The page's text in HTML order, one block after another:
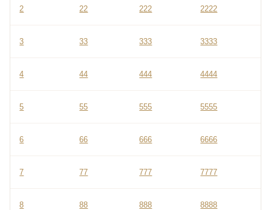
2 22 222 2222
3 33 333 3333
4 44 444 4444
5 55 555 5555
6 66 666 6666
7 77 777 7777
8 88 888 8888